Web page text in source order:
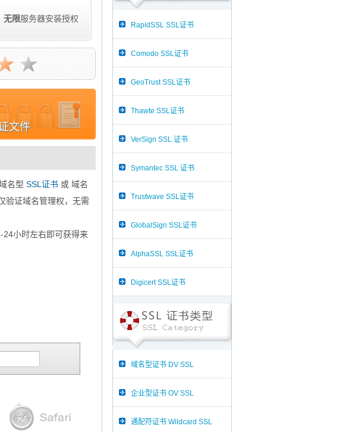
无限服务器安装授权
文件
名型 SSL证书 或 域名
验证域名管理权，无需
24小时左右即可获得来
RapidSSL SSL证书
Comodo SSL证书
GeoTrust SSL证书
Thawte SSL证书
VerSign SSL 证书
Symantec SSL 证书
Trustwave SSL证书
GlobalSign SSL证书
AlphaSSL SSL证书
Digicert SSL证书
域名型证书 DV SSL
企业型证书 OV SSL
通配符证书 Wildcard SSL